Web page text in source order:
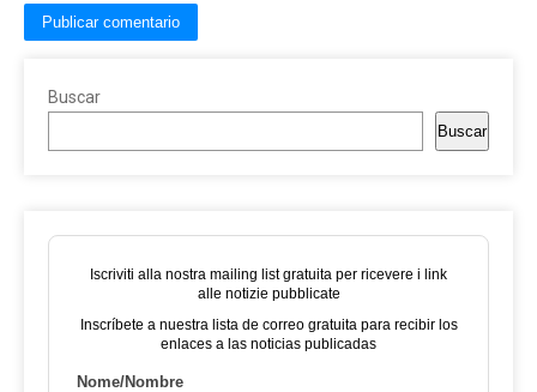
Buscar
Buscar
Iscriviti alla nostra mailing list gratuita per ricevere i link
alle notizie pubblicate
Inscríbete a nuestra lista de correo gratuita para recibir los
enlaces a las noticias publicadas
Nome/Nombre